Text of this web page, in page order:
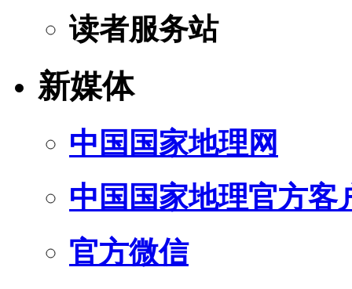
读者服务站
新媒体
中国国家地理网
中国国家地理官方客
官方微信